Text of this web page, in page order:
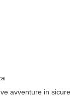
avventure in